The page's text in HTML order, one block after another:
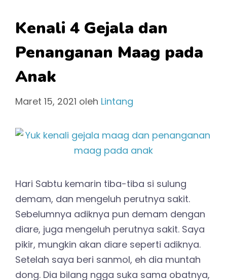
Kenali 4 Gejala dan
Penanganan Maag pada
Anak
Maret 15, 2021 oleh Lintang
Hari Sabtu kemarin tiba-tiba si sulung
demam, dan mengeluh perutnya sakit.
Sebelumnya adiknya pun demam dengan
diare, juga mengeluh perutnya sakit. Saya
pikir, mungkin akan diare seperti adiknya.
Setelah saya beri sanmol, eh dia muntah
dong. Dia bilang ngga suka sama obatnya,